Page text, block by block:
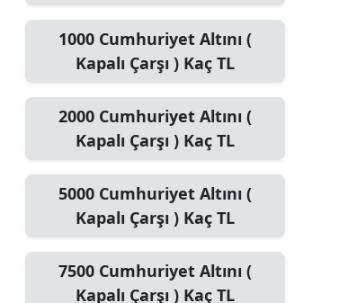
1000 Cumhuriyet Altını (
Kapalı Çarşı ) Kaç TL
2000 Cumhuriyet Altını (
Kapalı Çarşı ) Kaç TL
5000 Cumhuriyet Altını (
Kapalı Çarşı ) Kaç TL
7500 Cumhuriyet Altını (
Kapalı Çarşı ) Kaç TL